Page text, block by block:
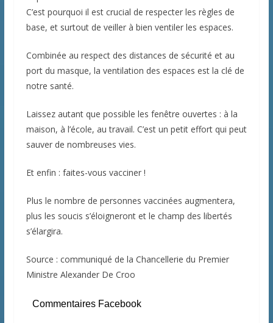
C’est pourquoi il est crucial de respecter les règles de
base, et surtout de veiller à bien ventiler les espaces.
Combinée au respect des distances de sécurité et au
port du masque, la ventilation des espaces est la clé de
notre santé.
Laissez autant que possible les fenêtre ouvertes : à la
maison, à l’école, au travail. C’est un petit effort qui peut
sauver de nombreuses vies.
Et enfin : faites-vous vacciner !
Plus le nombre de personnes vaccinées augmentera,
plus les soucis s’éloigneront et le champ des libertés
s’élargira.
Source : communiqué de la Chancellerie du Premier
Ministre Alexander De Croo
Commentaires Facebook